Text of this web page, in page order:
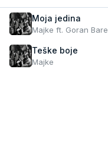
Moja jedina
Majke ft. Goran Bare
Teške boje
Majke